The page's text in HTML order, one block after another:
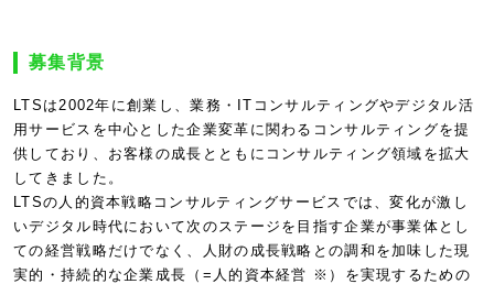
募集背景
LTSは2002年に創業し、業務・ITコンサルティングやデジタル活
用サービスを中心とした企業変革に関わるコンサルティングを提
供しており、お客様の成長とともにコンサルティング領域を拡大
してきました。
LTSの人的資本戦略コンサルティングサービスでは、変化が激し
いデジタル時代において次のステージを目指す企業が事業体とし
ての経営戦略だけでなく、人財の成長戦略との調和を加味した現
実的・持続的な企業成長（=人的資本経営 ※）を実現するための